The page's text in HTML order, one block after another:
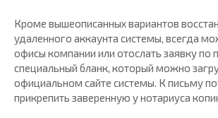
Кроме вышеописанных вариантов
удаленного аккаунта системы, всегда
офисы компании или отослать заявку по
специальный бланк, который можно
официальном сайте системы. К письму
прикрепить заверенную у нотариуса